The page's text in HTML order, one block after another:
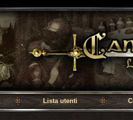
Camelot, la patria della cavalleria
Lista utenti